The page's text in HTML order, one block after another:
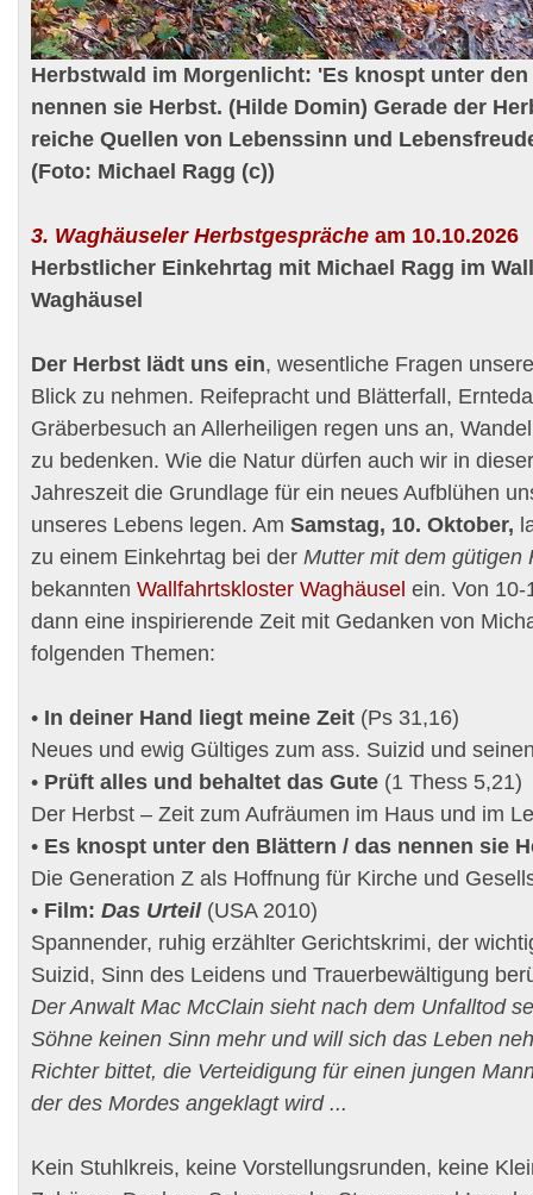
Herbstwald im Morgenlicht: 'Es knospt unter
nennen sie Herbst. (Hilde Domin) Gerade der
reiche Quellen von Lebenssinn und
(Foto: Michael Ragg (c))
3. Waghäuseler Herbstgespräche am 10.10.2026
Herbstlicher Einkehrtag mit Michael Ragg im
Waghäusel
Der Herbst lädt uns ein, wesentliche Fragen
Blick zu nehmen. Reifepracht und Blätterfall,
Gräberbesuch an Allerheiligen regen uns an,
zu bedenken. Wie die Natur dürfen auch wir in
Jahreszeit die Grundlage für ein neues Aufblühen
unseres Lebens legen. Am Samstag, 10. Oktober,
zu einem Einkehrtag bei der Mutter mit dem gütigen
bekannten Wallfahrtskloster Waghäusel ein. Von
dann eine inspirierende Zeit mit Gedanken von
folgenden Themen:
• In deiner Hand liegt meine Zeit (Ps 31,16)
Neues und ewig Gültiges zum ass. Suizid und
• Prüft alles und behaltet das Gute (1 Thess 5,21)
Der Herbst – Zeit zum Aufräumen im Haus und im
• Es knospt unter den Blättern / das nennen sie
Die Generation Z als Hoffnung für Kirche und
• Film: Das Urteil(USA 2010)
Spannender, ruhig erzählter Gerichtskrimi, der
Suizid, Sinn des Leidens und Trauerbewältigung
Der Anwalt Mac McClain sieht nach dem Unfalltod
Söhne keinen Sinn mehr und will sich das Leben
Richter bittet, die Verteidigung für einen jungen
der des Mordes angeklagt wird ...
Kein Stuhlkreis, keine Vorstellungsrunden, keine